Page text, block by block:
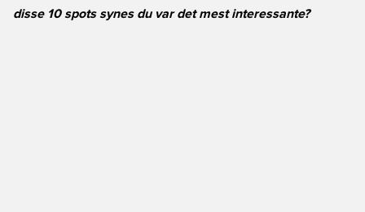
disse 10 spots synes du var det mest interessante?